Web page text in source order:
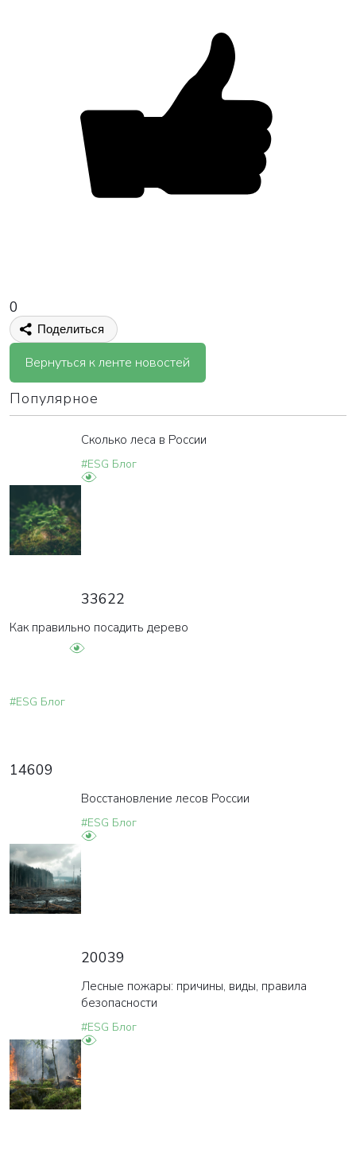
0
Поделиться
Вернуться к ленте новостей
Популярное
Сколько леса в России
#ESG Блог
33622
Как правильно посадить дерево
#ESG Блог
14609
Восстановление лесов России
#ESG Блог
20039
Лесные пожары: причины, виды, правила
безопасности
#ESG Блог
ВАША ЗАЯВКА ОТПРАВЛЕНА
в ближайшее время наши менеджеры
свяжутся с вами